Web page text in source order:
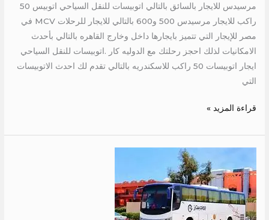
مرسيدس للايجار بالسائق بالتالي اتوبيسات للنقل السياحي اتوبيس 50
راكب للايجار مرسيدس 500 و600 بالتالي للايجار للرحلات MCV في
مصر للإيجار التي تتميز بايجارها داخل وخارج القاهره بالتالي بأحدث
الامكانيات لذلك احجز رحلتك مع الدوليه كار .اتوبيسات للنقل السياحي
ايجار اتوبيسات 50 راكب للاسكندريه بالتالي تقدم لك احدث الاتوبيسات
التي
قراءة المزيد »
تاجير
الباصات